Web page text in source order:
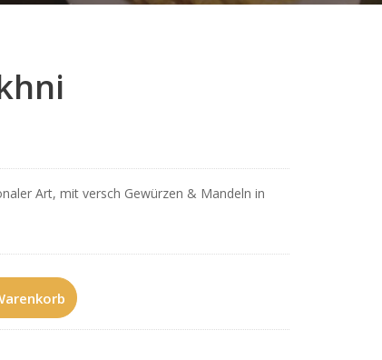
Art, mit versch Gewürzen & Mandeln in